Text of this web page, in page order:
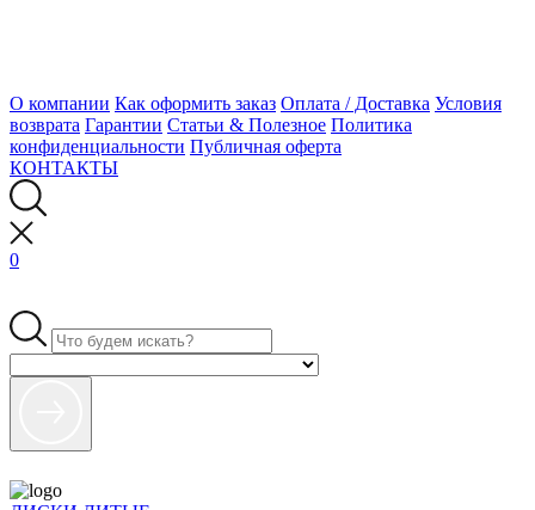
О компании Как оформить заказ Оплата / Доставка Условия
возврата Гарантии Статьи & Полезное Политика
конфиденциальности Публичная оферта
КОНТАКТЫ
0